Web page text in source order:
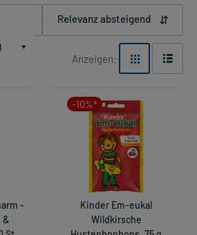
Relevanz absteigend
Anzeigen:
-
&
-10%*
Kinder Em-eukal
Wildkirsche